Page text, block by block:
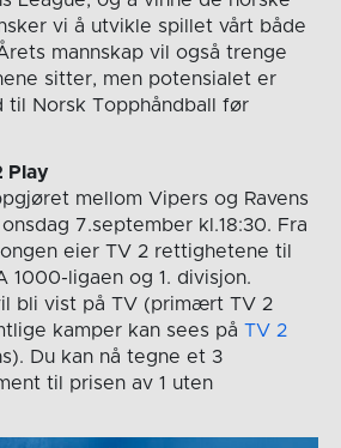
vi å utvikle spillet vårt både
mannskap vil også trenge
sitter, men potensialet er
til Norsk Topphåndball før
Play
mellom Vipers og Ravens
7.september kl.18:30. Fra
eier TV 2 rettighetene til
1000-ligaen og 1. divisjon.
bli vist på TV (primært TV 2
kamper kan sees på TV 2
Du kan nå tegne et 3
til prisen av 1 uten